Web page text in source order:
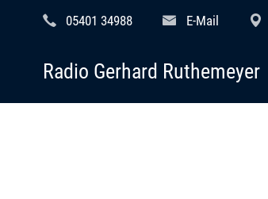
05401 34988 E-Mail
Radio Gerhard Ruthemeyer